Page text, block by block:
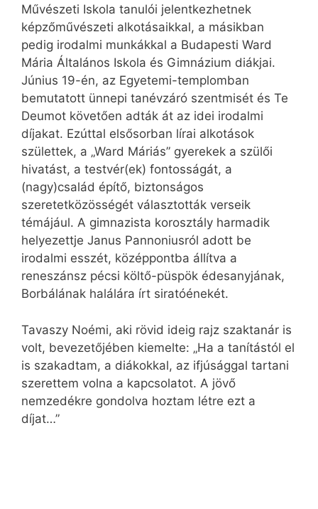
Művészeti Iskola tanulói jelentkezhetnek
képzőművészeti alkotásaikkal, a másikban
pedig irodalmi munkákkal a Budapesti Ward
Mária Általános Iskola és Gimnázium diákjai.
Június 19-én, az Egyetemi-templomban
bemutatott ünnepi tanévzáró szentmisét és Te
Deumot követően adták át az idei irodalmi
díjakat. Ezúttal elsősorban lírai alkotások
születtek, a „Ward Máriás” gyerekek a szülői
hivatást, a testvér(ek) fontosságát, a
(nagy)család építő, biztonságos
szeretetközösségét választották verseik
témájául. A gimnazista korosztály harmadik
helyezettje Janus Pannoniusról adott be
irodalmi esszét, középpontba állítva a
reneszánsz pécsi költő-püspök édesanyjának,
Borbálának halálára írt siratóénekét.
Tavaszy Noémi, aki rövid ideig rajz szaktanár is
volt, bevezetőjében kiemelte: „Ha a tanítástól el
is szakadtam, a diákokkal, az ifjúsággal tartani
szerettem volna a kapcsolatot. A jövő
nemzedékre gondolva hoztam létre ezt a
díjat…”